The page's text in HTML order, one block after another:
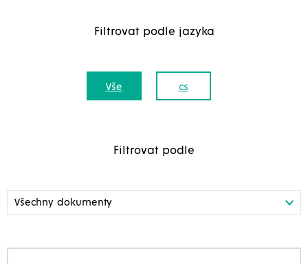
Filtrovat podle jazyka
Vše cs
Filtrovat podle